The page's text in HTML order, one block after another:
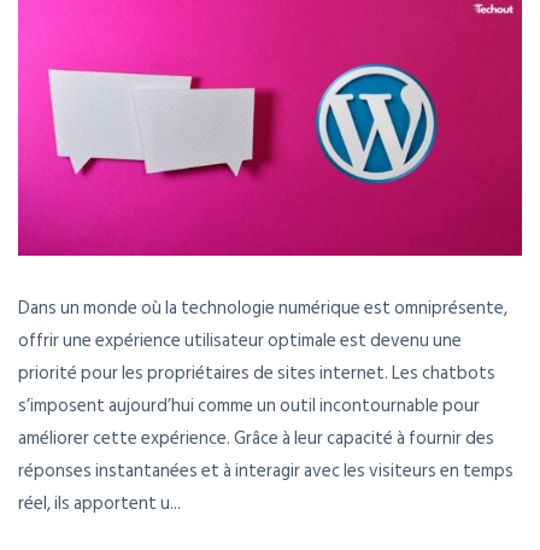
Dans un monde où la technologie numérique est omniprésente,
offrir une expérience utilisateur optimale est devenu une
priorité pour les propriétaires de sites internet. Les chatbots
s’imposent aujourd’hui comme un outil incontournable pour
améliorer cette expérience. Grâce à leur capacité à fournir des
réponses instantanées et à interagir avec les visiteurs en temps
réel, ils apportent u...